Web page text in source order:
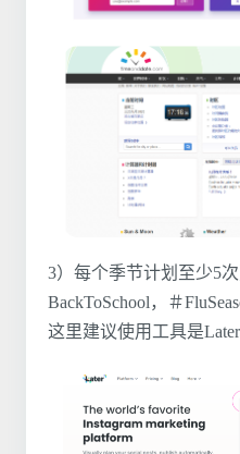
3）每个季节计划至少5
BackToSchool，＃
这里建议使用工具是